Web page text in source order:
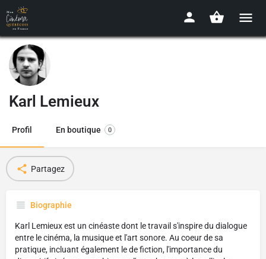
Karl Lemieux
Profil En boutique 0
Partagez
Biographie
Karl Lemieux est un cinéaste dont le travail s'inspire du dialogue
entre le cinéma, la musique et l'art sonore. Au coeur de sa
pratique, incluant également le de fiction, l'importance du